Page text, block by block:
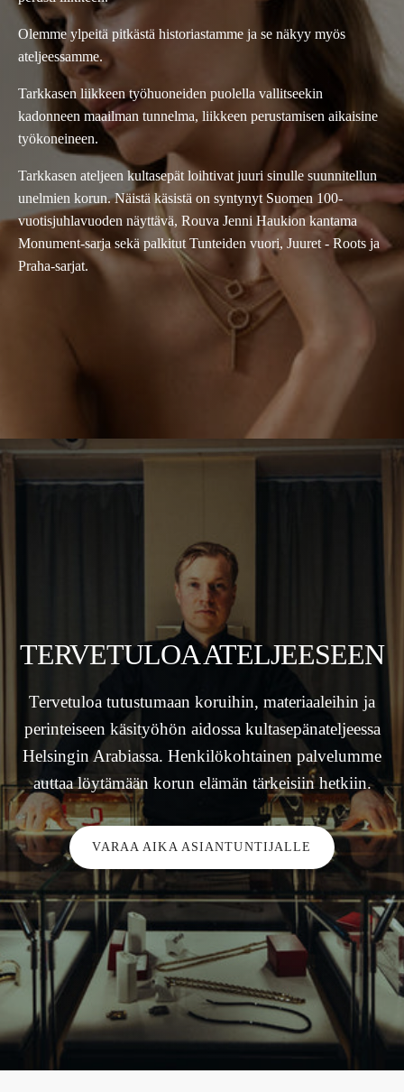
Olemme ylpeitä pitkästä historiastamme ja se näkyy myös
ateljeessamme.
Tarkkasen liikkeen työhuoneiden puolella vallitseekin
kadonneen maailman tunnelma, liikkeen perustamisen aikaisine
työkoneineen.
Tarkkasen ateljeen kultasepät loihtivat juuri sinulle suunnitellun
unelmien korun. Näistä käsistä on syntynyt Suomen 100-
vuotisjuhlavuoden näyttävä, Rouva Jenni Haukion kantama
Monument-sarja sekä palkitut Tunteiden vuori, Juuret - Roots ja
Praha-sarjat.
TERVETULOA ATELJEESEEN
Tervetuloa tutustumaan koruihin, materiaaleihin ja
perinteiseen käsityöhön aidossa kultasepänateljeessa
Helsingin Arabiassa. Henkilökohtainen palvelumme
auttaa löytämään korun elämän tärkeisiin hetkiin.
VARAA AIKA ASIANTUNTIJALLE